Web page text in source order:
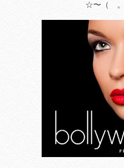
☆〜（ゝ。